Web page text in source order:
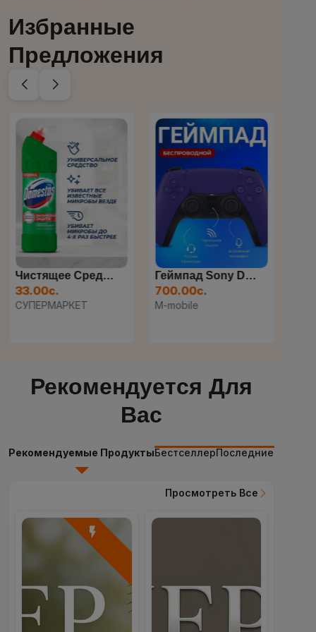
Избранные
Предложения
Чистящее Средство Domesto...
33.00с.
СУПЕРМАРКЕТ
Геймпад Sony DualSense Бе...
700.00с.
M-mobile
Рекомендуется Для
Вас
Рекомендуемые ПродуктыБестселлерПоследние
Просмотреть Все